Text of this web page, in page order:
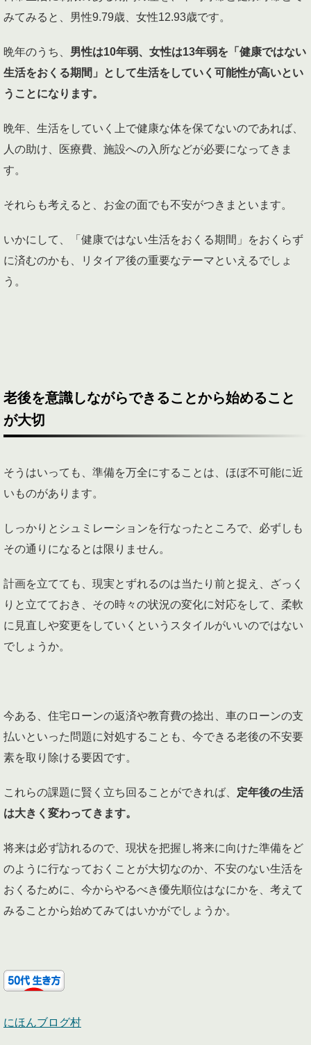
みてみると、男性9.79歳、女性12.93歳です。
晩年のうち、 男性は10年弱、女性は13年弱を「健康ではない
生活をおくる期間」として生活をしていく可能性が高いとい
うことになります。
晩年、生活をしていく上で健康な体を保てないのであれば、
人の助け、医療費、施設への入所などが必要になってきま
す。
それらも考えると、お金の面でも不安がつきまといます。
いかにして、「健康ではない生活をおくる期間」をおくらず
に済むのかも、リタイア後の重要なテーマといえるでしょ
う。
老後を意識しながらできることから始めること
が大切
そうはいっても、準備を万全にすることは、ほぼ不可能に近
いものがあります。
しっかりとシュミレーションを行なったところで、必ずしも
その通りになるとは限りません。
計画を立てても、現実とずれるのは当たり前と捉え、ざっく
りと立てておき、その時々の状況の変化に対応をして、柔軟
に見直しや変更をしていくというスタイルがいいのではない
でしょうか。
今ある、住宅ローンの返済や教育費の捻出、車のローンの支
払いといった問題に対処することも、今できる老後の不安要
素を取り除ける要因です。
これらの課題に賢く立ち回ることができれば、 定年後の生活
は大きく変わってきます。
将来は必ず訪れるので、現状を把握し将来に向けた準備をど
のように行なっておくことが大切なのか、不安のない生活を
おくるために、今からやるべき優先順位はなにかを、考えて
みることから始めてみてはいかがでしょうか。
にほんブログ村